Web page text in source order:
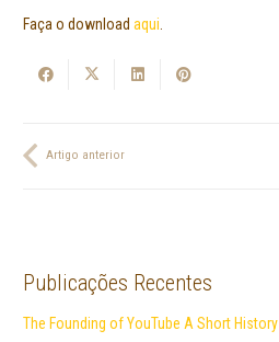
Faça o download aqui.
Artigo anterior
Publicações Recentes
The Founding of YouTube A Short History